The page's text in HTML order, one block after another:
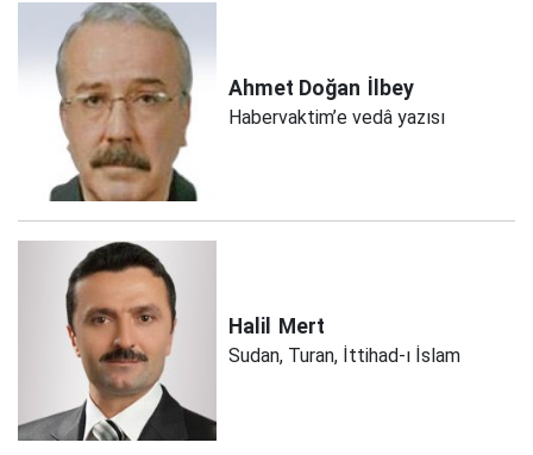
Ahmet Doğan İlbey
Habervaktim’e vedâ yazısı
Halil Mert
Sudan, Turan, İttihad-ı İslam